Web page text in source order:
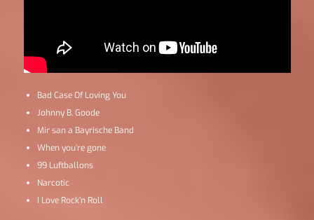
Bad Case Of Loving You
Johnny B. Goode
Mir san a Bayrische Band
When you’re gone
99 Luftballons
Narcotic
I Love Rock’n Roll